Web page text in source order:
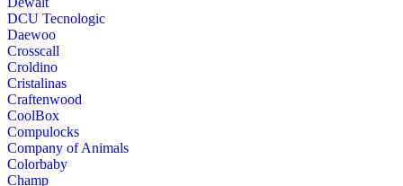
DCU Tecnologic
Daewoo
Crosscall
Croldino
Cristalinas
Craftenwood
CoolBox
Compulocks
Company of Animals
Colorbaby
Champ